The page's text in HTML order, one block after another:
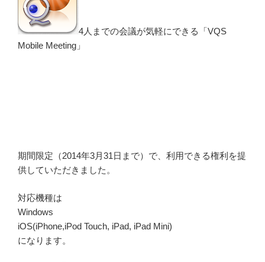
4人までの会議が気軽にできる「VQS
Mobile Meeting」
期間限定（2014年3月31日まで）で、利用できる権利を提
供していただきました。
対応機種は
Windows
iOS(iPhone,iPod Touch, iPad, iPad Mini)
になります。